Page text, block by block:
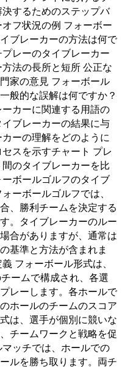
するためのステップバ
フ状況の例 フォーボー
ブレーカーの方法は何で
レーのタイブレーカー
法の長所と短所 公正な
家の意見 フォーボール
般的な誤解は何ですか？
カーに関連する用語の
ブレーカーの結果に与
ーの理解をどのように
スを示すチャート プレ
のタイブレーカーを比
ボールゴルフのタイブ
ーボールゴルフでは、
、勝利チームを決定する
。タイブレーカーのルー
合がありますが、通常は
基準と方法が含まれま
フォーボール形式は、
ームで構成され、各選
レーします。各ホールで
ホールのチームのスコア
は、選手が個別に競いな
チームワークと戦略を促
ッチでは、ホールでの
ルを勝ち取ります。両チ